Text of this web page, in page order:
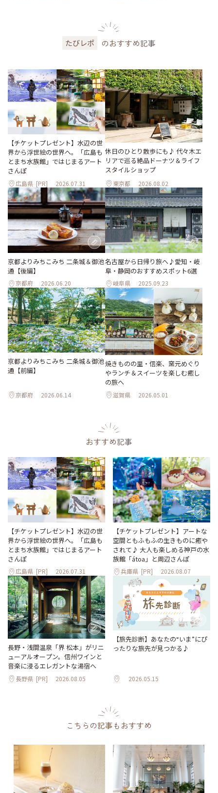
たびレポ のおすすめ記事
【チケットプレゼント】水辺の世
界から浮世絵の世界へ。「広島も
とまち水族館」ではじまるアート
さんぽ
広島県 [PR] 2026.07.31
休日のひとり散歩にも♪ 代々木エ
リアで巡る絶品ドーナツ＆ライフ
スタイルショップ
東京都 2026.08.02
京都よりみちこみち 二条城＆御池
通【後編】
京都府 2026.06.20
名古屋から日帰り旅へ♪愛知・岐
阜・静岡のおすすめスポット6選
岐阜県 2025.09.23
京都よりみちこみち 二条城＆御池
通【前編】
京都府 2026.06.14
焼きものの里・信楽、窯元めぐり
やランチ＆スイーツを楽しむ癒し
の旅へ
滋賀県 2026.05.01
おすすめ記事
【チケットプレゼント】水辺の世
界から浮世絵の世界へ。「広島も
とまち水族館」ではじまるアート
さんぽ
広島県 [PR] 2026.07.31
【チケットプレゼント】アートな
空間ともふもふの生きものに癒や
されて♪ 大人も楽しめる神戸の水
族館「átoa」と周辺さんぽ
兵庫県 [PR] 2026.08.07
長野・浅間温泉「界 松本」がリニ
ューアルオープン。信州ワインと
音楽に浸るエレガントな湯宿へ
長野県 [PR] 2026.08.05
【旅先診断】あなたの“いま”にぴ
ったりな旅先が見つかる♪
2026.05.15
こちらの記事もおすすめ